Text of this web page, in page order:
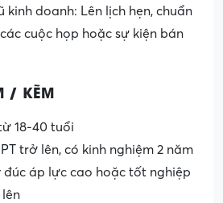
kinh doanh: Lên lịch hẹn, chuẩn
cuộc họp hoặc sự kiện bán
/ KẼM
18-40 tuổi
trở lên, có kinh nghiệm 2 năm
đúc áp lực cao hoặc tốt nghiệp